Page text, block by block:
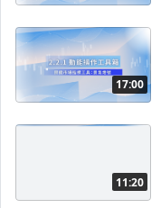
17:00
11:20